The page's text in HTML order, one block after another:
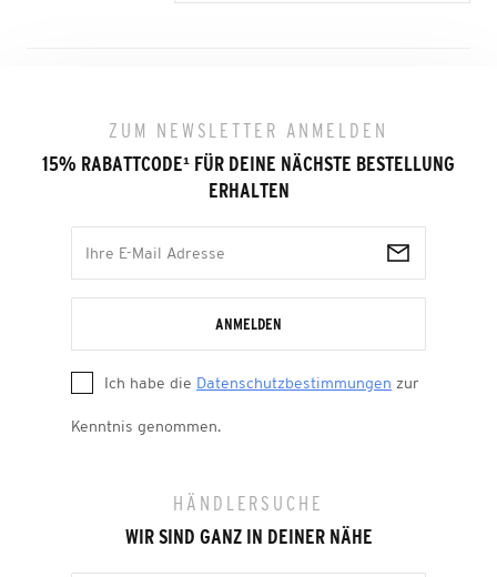
ZUM NEWSLETTER ANMELDEN
15% RABATTCODE¹ FÜR DEINE NÄCHSTE BESTELLUNG
ERHALTEN
ANMELDEN
Ich habe die Datenschutzbestimmungen zur
Kenntnis genommen.
HÄNDLERSUCHE
WIR SIND GANZ IN DEINER NÄHE